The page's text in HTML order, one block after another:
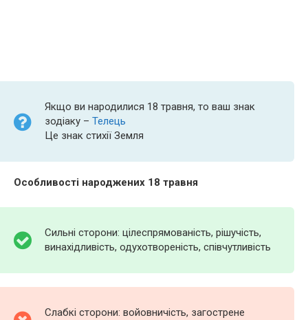
Якщо ви народилися 18 травня, то ваш знак
зодіаку – Телець
Це знак стихії Земля
Особливості народжених 18 травня
Сильні сторони: цілеспрямованість, рішучість,
винахідливість, одухотвореність, співчутливість
Слабкі сторони: войовничість, загострене